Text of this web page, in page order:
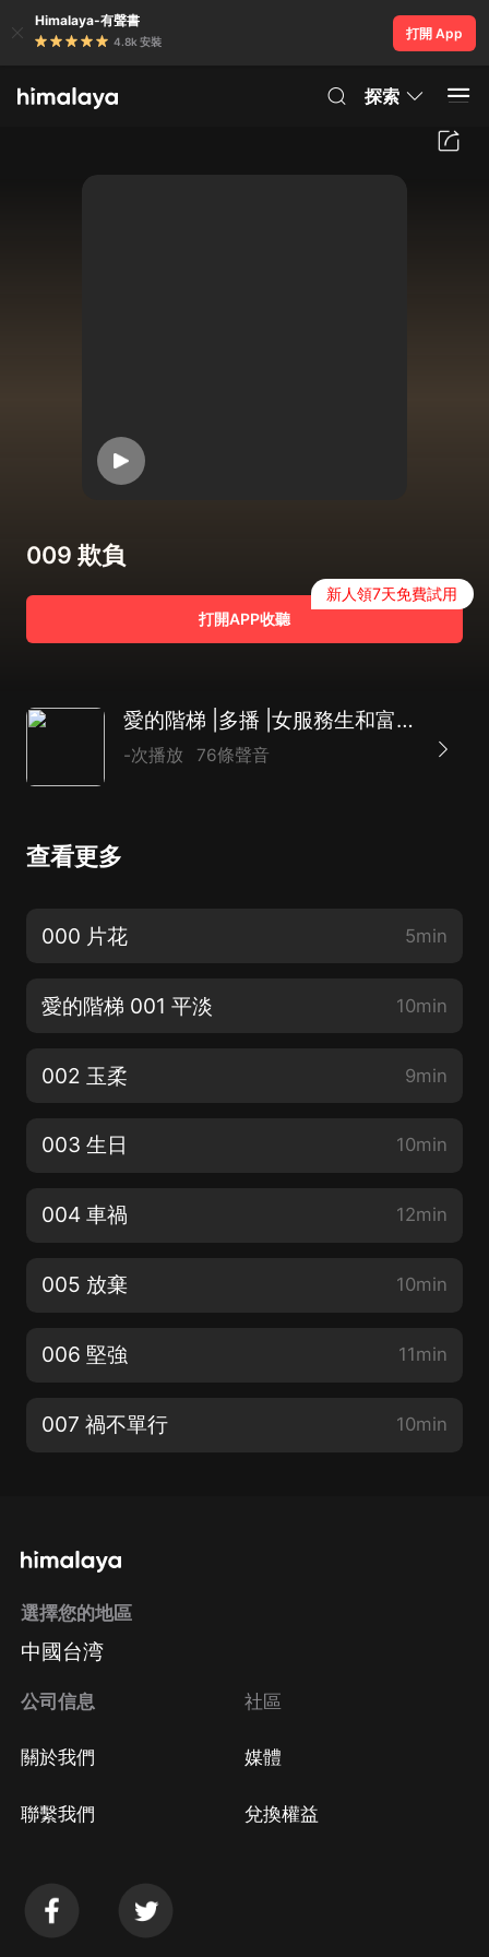
Himalaya-有聲書
4.8k 安裝
打開 App
探索
009 欺負
打開APP收聽
新人領7天免費試用
愛的階梯 |多播 |女服務生和富二代公子的愛情糾葛
-次播放 76條聲音
查看更多
000 片花 5min
愛的階梯 001 平淡 10min
002 玉柔 9min
003 生日 10min
004 車禍 12min
005 放棄 10min
006 堅強 11min
007 禍不單行 10min
選擇您的地區
中國台湾
公司信息
關於我們
聯繫我們
社區
媒體
兌換權益